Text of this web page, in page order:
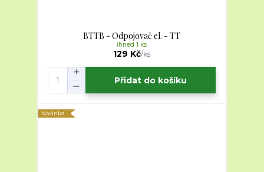
BTTB - Odpojovač el. - TT
129 Kč/ks
ihned 1 ks
Přidat do košíku
Novinka